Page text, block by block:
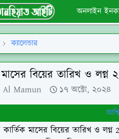
অনলাইন
ক্যালেন্ডার
মাসের বিয়ের তারিখ ও লগ্ন
Al Mamun ১৭ অক্টো, ২০২৪
মাসের বিয়ের তারিখ ও